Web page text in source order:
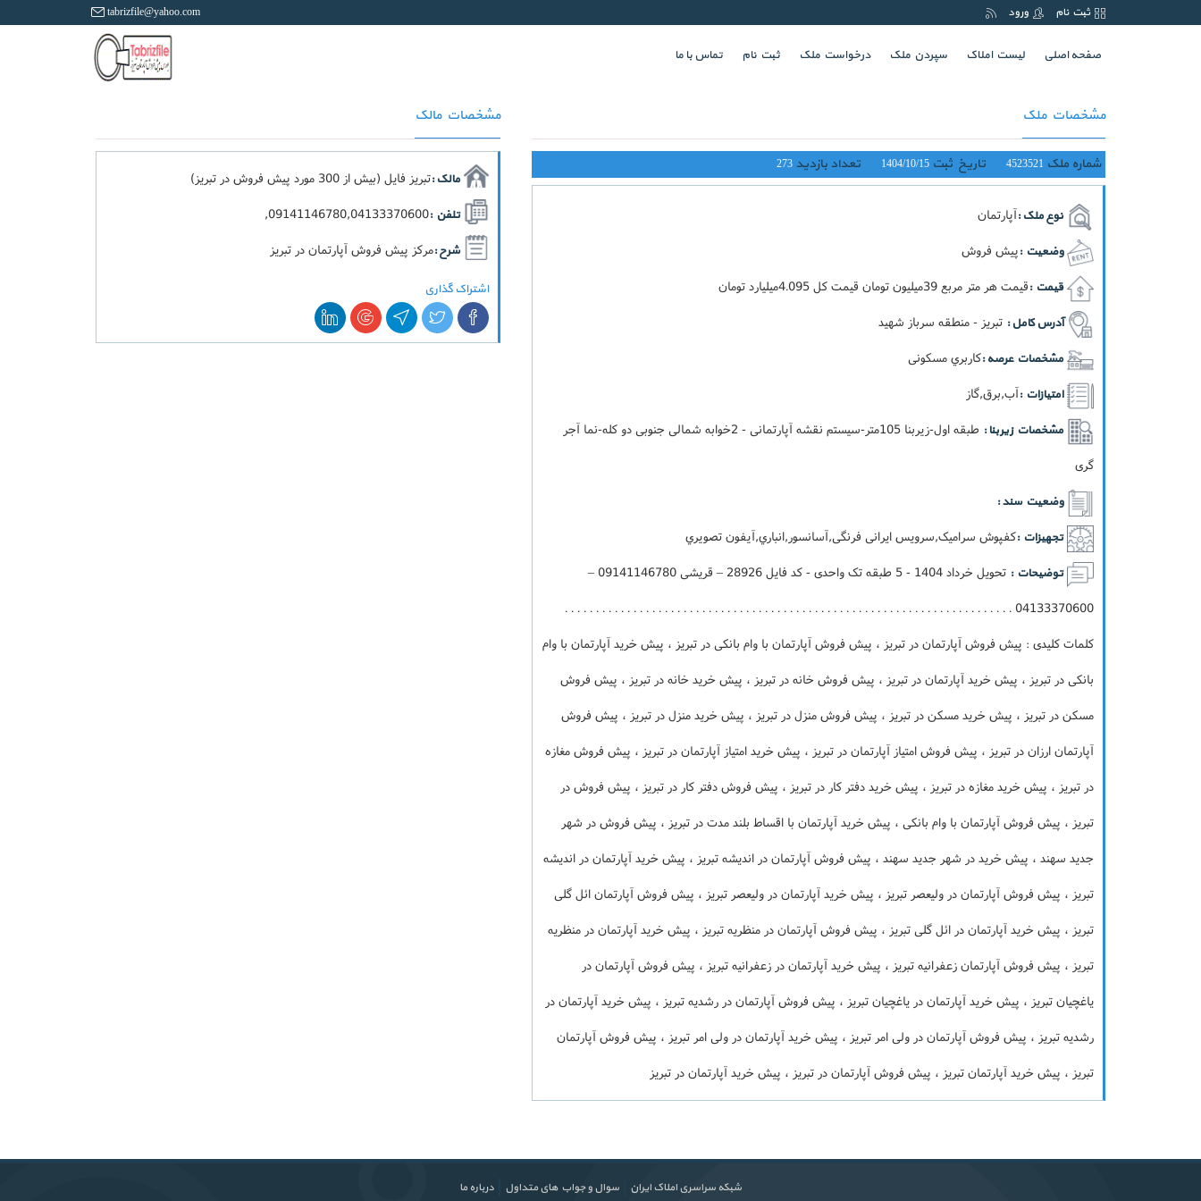
ثبت نام ورود tabrizfile@yahoo.com
صفحه اصلی لیست املاک سپردن ملک درخواست ملک ثبت نام تماس با ما
مشخصات ملک
شماره ملک 4523521 تاریخ ثبت 1404/10/15 تعداد بازدید 273
نوع ملک :آپارتمان
وضعیت :پیش فروش
قیمت :قيمت هر متر مربع 39ميليون تومان قيمت کل 4.095ميليارد تومان
آدرس کامل : تبریز - منطقه سرباز شهید
مشخصات عرصه :کاربري مسکونی
امتیازات :آب,برق,گاز
مشخصات زیربنا :
طبقه اول-زيربنا 105متر-سيستم نقشه آپارتمانی - 2خوابه شمالی جنوبی دو کله-نما آجر
گری
وضعیت سند :
تجهیزات :کفپوش سرامیک,سرویس ایرانی فرنگی,آسانسور,انباري,آيفون تصويري
توضیحات :
تحویل خرداد 1404 - 5 طبقه تک واحدی - کد فایل 28926 – قریشی 09141146780 –
04133370600 . . . . . . . . . . . . . . . . . . . . . . . . . . . . . . . . . . . . . . . . . . . . . . . . . . . . . . . . . . . . . . . . . . . . . . . .
کلمات کلیدی : پیش فروش آپارتمان در تبریز ، پیش فروش آپارتمان با وام بانکی در تبریز ، پیش خرید آپارتمان با وام
بانکی در تبریز ، پیش خرید آپارتمان در تبریز ، پیش فروش خانه در تبریز ، پیش خرید خانه در تبریز ، پیش فروش
مسکن در تبریز ، پیش خرید مسکن در تبریز ، پیش فروش منزل در تبریز ، پیش خرید منزل در تبریز ، پیش فروش
آپارتمان ارزان در تبریز ، پیش فروش امتیاز آپارتمان در تبریز ، پیش خرید امتیاز آپارتمان در تبریز ، پیش فروش مغازه
در تبریز ، پیش خرید مغازه در تبریز ، پیش خرید دفتر کار در تبریز ، پیش فروش دفتر کار در تبریز ، پیش فروش در
تبریز ، پیش فروش آپارتمان با وام بانکی ، پیش خرید آپارتمان با اقساط بلند مدت در تبریز ، پیش فروش در شهر
جدید سهند ، پیش خرید در شهر جدید سهند ، پیش فروش آپارتمان در اندیشه تبریز ، پیش خرید آپارتمان در اندیشه
تبریز ، پیش فروش آپارتمان در ولیعصر تبریز ، پیش خرید آپارتمان در ولیعصر تبریز ، پیش فروش آپارتمان ائل گلی
تبریز ، پیش خرید آپارتمان در ائل گلی تبریز ، پیش فروش آپارتمان در منظریه تبریز ، پیش خرید آپارتمان در منظریه
تبریز ، پیش فروش آپارتمان زعفرانیه تبریز ، پیش خرید آپارتمان در زعفرانیه تبریز ، پیش فروش آپارتمان در
یاغچیان تبریز ، پیش خرید آپارتمان در یاغچیان تبریز ، پیش فروش آپارتمان در رشدیه تبریز ، پیش خرید آپارتمان در
رشدیه تبریز ، پیش فروش آپارتمان در ولی امر تبریز ، پیش خرید آپارتمان در ولی امر تبریز ، پیش فروش آپارتمان
تبریز ، پیش خرید آپارتمان تبریز ، پیش فروش آپارتمان در تبریز ، پیش خرید آپارتمان در تبریز
مشخصات مالک
مالک :تبریز فایل (بیش از 300 مورد پیش فروش در تبریز)
تلفن :09141146780,04133370600,
شرح :مرکز پیش فروش آپارتمان در تبریز
اشتراک گذاری
شبکه سراسری املاک ایران سوال و جواب های متداول درباره ما